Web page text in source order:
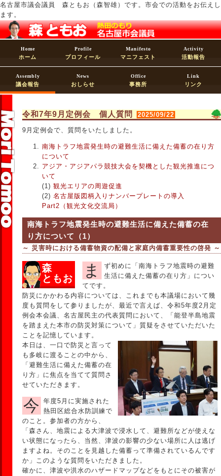
名古屋市議会議員 森ともお（森智雄）です。市会での活動をお伝えし
ます。
Home
ホーム
Profile
プロフィール
Manifesto
マニフェスト
Activity
活動報告
Assembly
議会報告
News
おしらせ
Office
事務所
Link
リンク
令和7年9月定例会 個人質問 2025/09/22
9月定例会で、質問をいたしました。
南海トラフ地震発生時の避難生活に備えた備蓄の在り方
について
アジア・アジアパラ競技大会を契機とした観光推進につ
いて
観光エリアの周遊促進
名古屋版図柄入りナンバープレートの導入
Part2（観光文化交流局）
南海トラフ地震発生時の避難生活に備えた備蓄の在
り方について（1）
～ 災害時における備蓄物資の配備と家庭内備蓄重要性の啓発 ～
森
ともお
まず初めに「南海トラフ地震時の避難
生活に備えた備蓄の在り方」につい
てです。
防災にかかわる内容については、これまでも本議場において幾
度も質問をして参りましたが、最近で言えば、令和5年度2月定
例会本会議、名古屋民主の代表質問において、「能登半島地震
を踏まえた本市の防災対策について」質疑をさせていただいた
ことを記憶しています。
本日は、一口で防災と言って
も多岐に渡ることの中から、
「避難生活に備えた備蓄の在
り方」に焦点を当てて質問さ
せていただきます。
今年度5月に実施された 熱田区総合水防訓練で
のこと。参加者の方から、
「森さん、地震による大津波で浸水して、避難所などが使えな
い状態になったら、当然、津波の影響の少ない場所に人は逃げ
ますよね。そのことを見越した備蓄って準備されているんです
か」このような質問をいただきました。
確かに、津波や洪水のハザードマップなどをもとにその被害が